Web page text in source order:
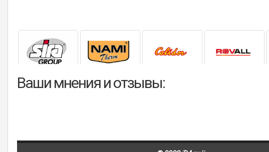
Ваши мнения и отзывы: